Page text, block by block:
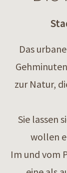
Das
zur Natur,
Sie lassen
wollen
Im und vom